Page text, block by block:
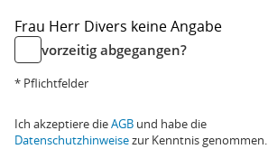
Frau Herr Divers keine Angabe
vorzeitig abgegangen?
* Pflichtfelder
Ich akzeptiere dieAGB und habe die
Datenschutzhinweisezur Kenntnis genommen.